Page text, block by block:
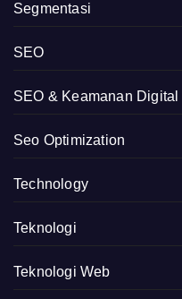
Segmentasi
SEO
SEO & Keamanan Digital
Seo Optimization
Technology
Teknologi
Teknologi Web